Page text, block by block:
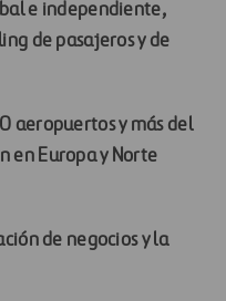
e independiente,
de pasajeros y de
aeropuertos y más del
en Europa y Norte
de negocios y la